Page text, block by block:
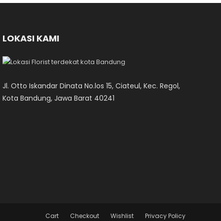
LOKASI KAMI
Jl. Otto Iskandar Dinata No.los 15, Ciateul, Kec. Regol,
Kota Bandung, Jawa Barat 40241
Cart Checkout Wishlist Privacy Policy